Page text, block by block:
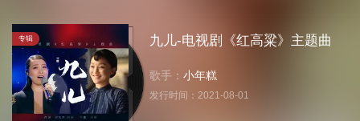
专辑 九儿-电视剧《红高粱》主题曲
歌手： 小年糕
发行时间： 2021-08-01